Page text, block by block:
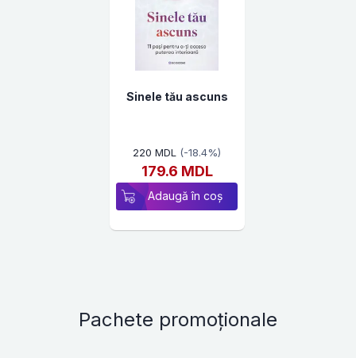
Sinele tău ascuns
220 MDL (-18.4%)
179.6 MDL
Adaugă în coș
Pachete promoționale